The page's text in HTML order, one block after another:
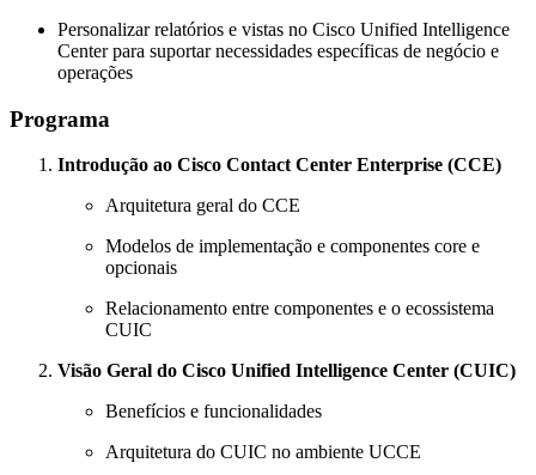
Personalizar relatórios e vistas no Cisco Unified Intelligence
Center para suportar necessidades específicas de negócio e
operações
Programa
Introdução ao Cisco Contact Center Enterprise (CCE)
Arquitetura geral do CCE
Modelos de implementação e componentes core e
opcionais
Relacionamento entre componentes e o ecossistema
CUIC
Visão Geral do Cisco Unified Intelligence Center (CUIC)
Benefícios e funcionalidades
Arquitetura do CUIC no ambiente UCCE